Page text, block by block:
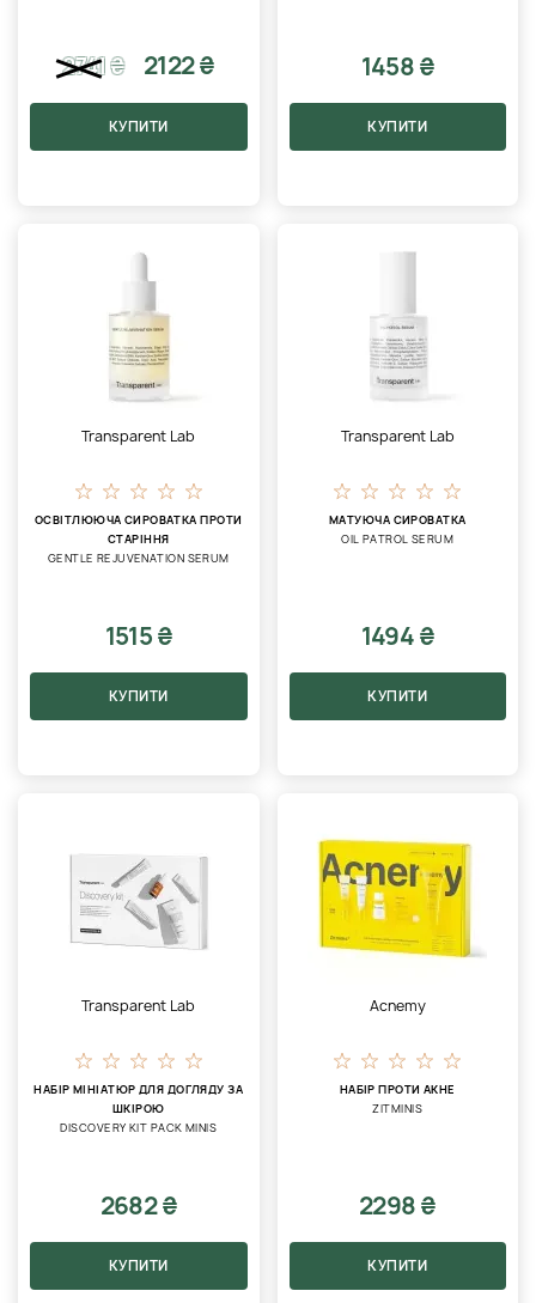
2741₴ 2122 ₴
КУПИТИ
1458 ₴
КУПИТИ
Transparent Lab
ОСВІТЛЮЮЧА СИРОВАТКА ПРОТИ
СТАРІННЯ
GENTLE REJUVENATION SERUM
1515 ₴
КУПИТИ
Transparent Lab
МАТУЮЧА СИРОВАТКА
OIL PATROL SERUM
1494 ₴
КУПИТИ
Transparent Lab
НАБІР МІНІАТЮР ДЛЯ ДОГЛЯДУ ЗА
ШКІРОЮ
DISCOVERY KIT PACK MINIS
2682 ₴
КУПИТИ
Acnemy
НАБІР ПРОТИ АКНЕ
ZITMINIS
2298 ₴
КУПИТИ